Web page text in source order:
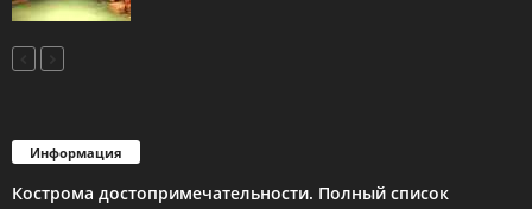
Информация
Кострома достопримечательности. Полный список